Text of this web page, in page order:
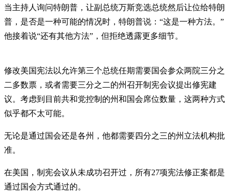
当主持人询问特朗普，让副总统万斯竞选总统然后让位给特朗
普，是否是一种可能的情况时，特朗普说：“这是一种方法。”
他接着说“还有其他方法”，但拒绝透露更多细节。
修改美国宪法以允许第三个总统任期需要国会参众两院三分之
二多数票，或者需要三分之二的州召开制宪会议提出修宪建
议。考虑到目前共和党控制的州和国会席位数量，这两种方式
似乎都不太可能。
无论是通过国会还是各州，他都需要四分之三的州立法机构批
准。
在美国，制宪会议从未成功召开过，所有27项宪法修正案都是
通过国会方式通过的。